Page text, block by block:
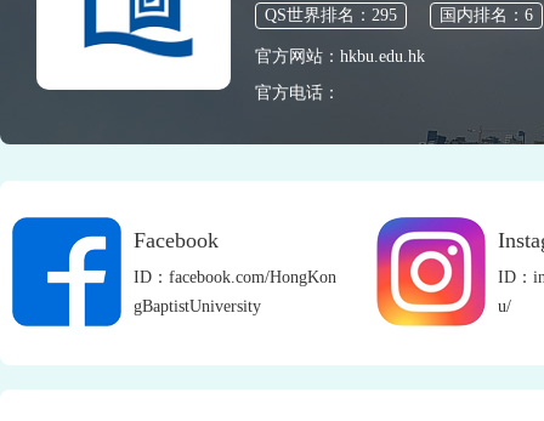
QS世界排名：295 国内排名：6
官方网站：hkbu.edu.hk
官方电话：
Facebook
ID：facebook.com/HongKon
gBaptistUniversity
ID：
u/